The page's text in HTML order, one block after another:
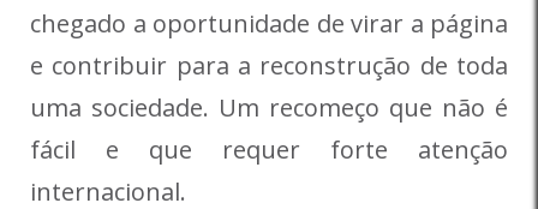
chegado a oportunidade de virar a página
e contribuir para a reconstrução de toda
uma sociedade. Um recomeço que não é
fácil e que requer forte atenção
internacional.